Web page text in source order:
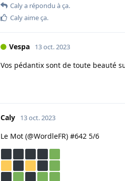
Calya répondu à ça.
Calyaime ça.
Vespa 13 oct. 2023
Vos pédantix sont de toute beauté
Caly 13 oct. 2023
Le Mot (@WordleFR) #642 5/6